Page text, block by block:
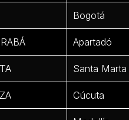
Bogotá
Apartadó
Santa Marta
Cúcuta